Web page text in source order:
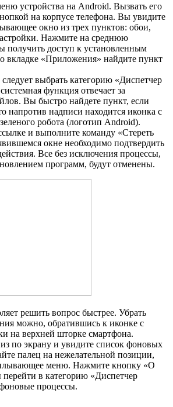
устройства на Android. Вызвать его
на корпусе телефона. Вы увидите
окно из трех пунктов: обои,
Нажмите на среднюю
получить доступ к установленным
вкладке «Приложения» найдите пункт
выбрать категорию «Диспетчер
функция отвечает за
Вы быстро найдете пункт, если
напротив надписи находится иконка с
робота (логотип Android).
и выполните команду «Стереть
окне необходимо подтвердить
Все без исключения процессы,
программ, будут отменены.
решить вопрос быстрее. Убрать
можно, обратившись к иконке с
на верхней шторке смартфона.
по экрану и увидите список фоновых
палец на нежелательной позиции,
меню. Нажмите кнопку «О
в категорию «Диспетчер
процессы.